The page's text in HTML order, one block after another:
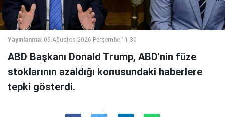
Yayınlanma: 06 Ağustos 2026 Perşembe 11:30
ABD Başkanı Donald Trump, ABD'nin füze
stoklarının azaldığı konusundaki haberlere
tepki gösterdi.